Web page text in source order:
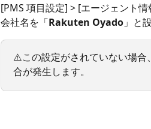
[PMS 項目設定] > [エージェント情
会社名を「Rakuten Oyado 」と
⚠️この設定がされていない場合
合が発生します。